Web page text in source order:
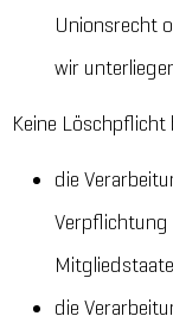
Unionsrecht
wir
Keine Löschpflicht
die
Verpflichtung
die